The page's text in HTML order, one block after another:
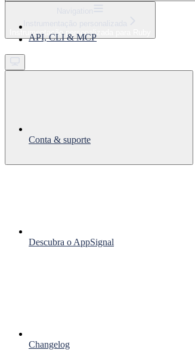
Get started
Instrumentação personalizada para Ruby
API, CLI & MCP
Conta & suporte
Descubra o AppSignal
Changelog